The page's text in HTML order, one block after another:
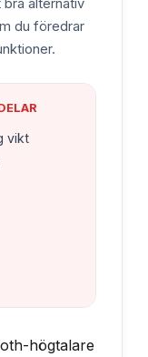
alternativ
du föredrar
vikt